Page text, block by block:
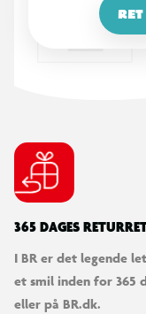
365 DAGES
I BR er det legende
et smil inden for 365
eller på BR.dk.